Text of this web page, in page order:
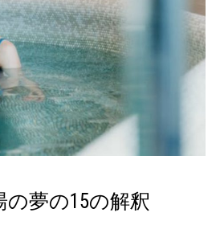
の夢の15の解釈